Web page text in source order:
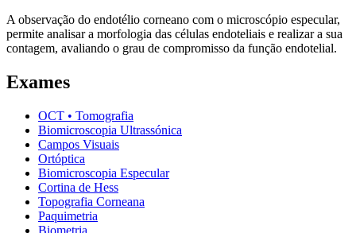
A observação do endotélio corneano com o microscópio especular,
permite analisar a morfologia das células endoteliais e realizar a sua
contagem, avaliando o grau de compromisso da função endotelial.
Exames
OCT • Tomografia
Biomicroscopia Ultrassónica
Campos Visuais
Ortóptica
Biomicroscopia Especular
Cortina de Hess
Topografia Corneana
Paquimetria
Biometria